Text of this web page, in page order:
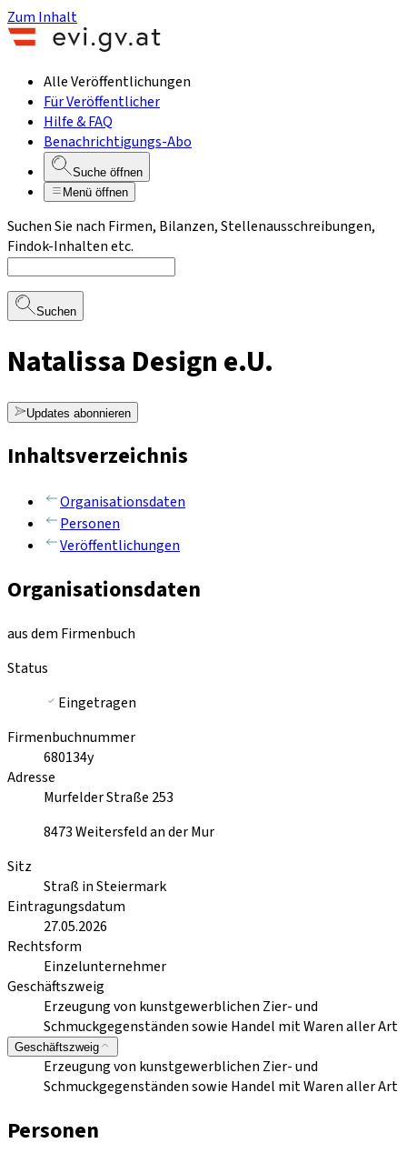
Zum Inhalt
Alle Veröffentlichungen
Für Veröffentlicher
Hilfe & FAQ
Benachrichtigungs-Abo
Suche öffnen
Menü öffnen
Suchen Sie nach Firmen, Bilanzen, Stellenausschreibungen,
Findok-Inhalten etc.
Suchen
Natalissa Design e.U.
Updates abonnieren
Inhaltsverzeichnis
Organisationsdaten
Personen
Veröffentlichungen
Organisationsdaten
aus dem Firmenbuch
Status
Eingetragen
Firmenbuchnummer
680134y
Adresse
Murfelder Straße 253
8473Weitersfeld an der Mur
Sitz
Straß in Steiermark
Eintragungsdatum
27.05.2026
Rechtsform
Einzelunternehmer
Geschäftszweig
Erzeugung von kunstgewerblichen Zier- und
Schmuckgegenständen sowie Handel mit Waren aller Art
Geschäftszweig
Erzeugung von kunstgewerblichen Zier- und
Schmuckgegenständen sowie Handel mit Waren aller Art
Personen